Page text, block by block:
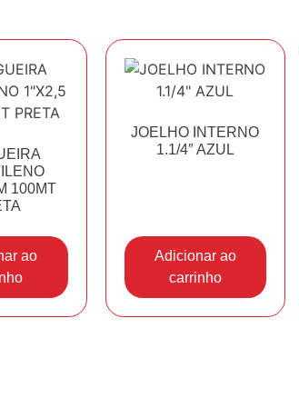
100MT
ao
JOELHO INTERNO
1.1/4″ AZUL
Adicionar ao
carrinho